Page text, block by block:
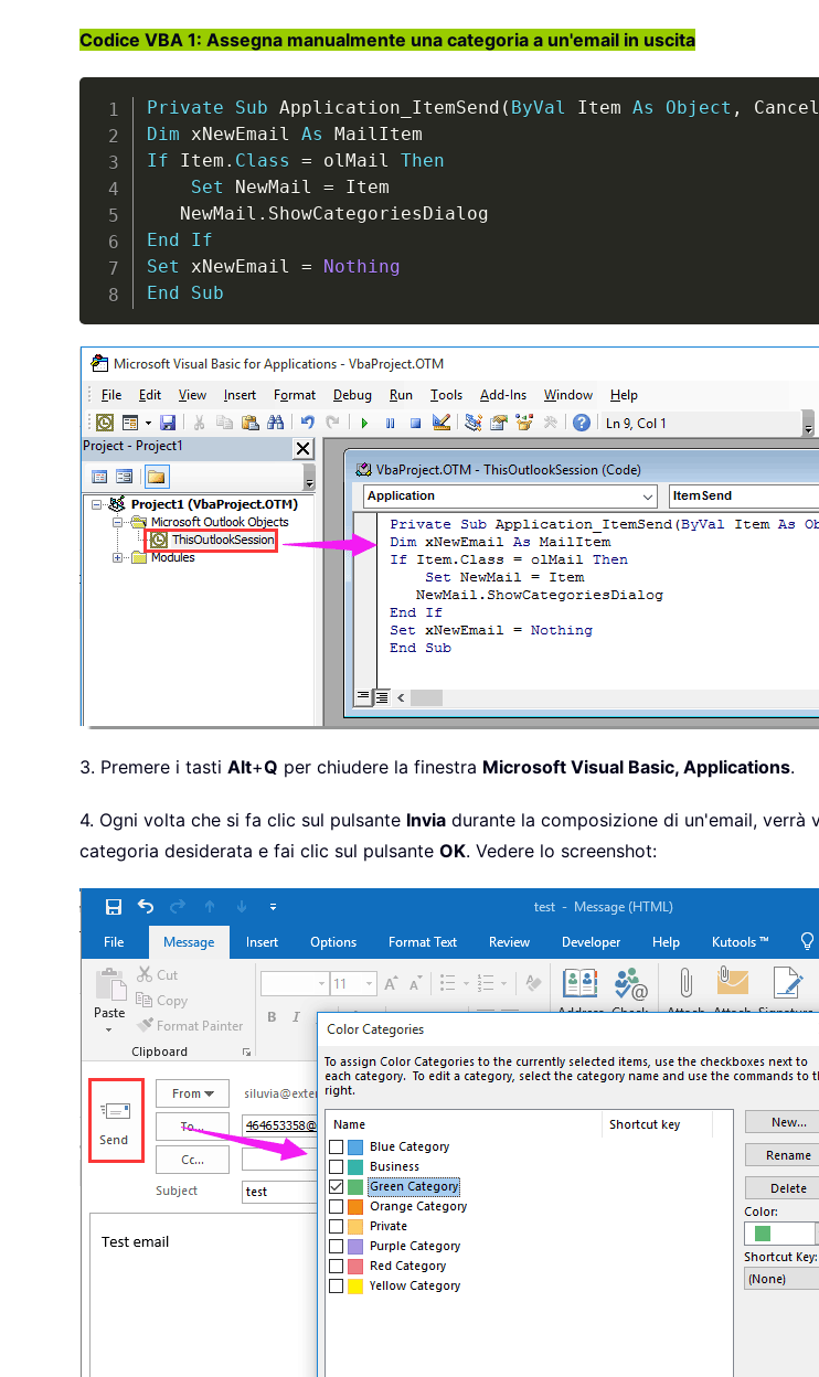
Codice VBA 1: Assegna manualmente una categoria a un'email in uscita
Private Sub Application_ItemSend ( ByVal Item As Object ,
Dim xNewEmail As
If Item . Class = olMail Then
Set NewMail = Item
   NewMail
.
End
If
Set xNewEmail =
Nothing
End
Sub
3. Premere i tasti Alt+Q per chiudere la finestra Microsoft Visual Basic, Applications.
4. Ogni volta che si fa clic sul pulsante Invia durante la composizione di un'email, verrà
categoria desiderata e fai clic sul pulsante OK. Vedere lo screenshot: